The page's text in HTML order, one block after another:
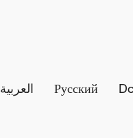
العربية Русский